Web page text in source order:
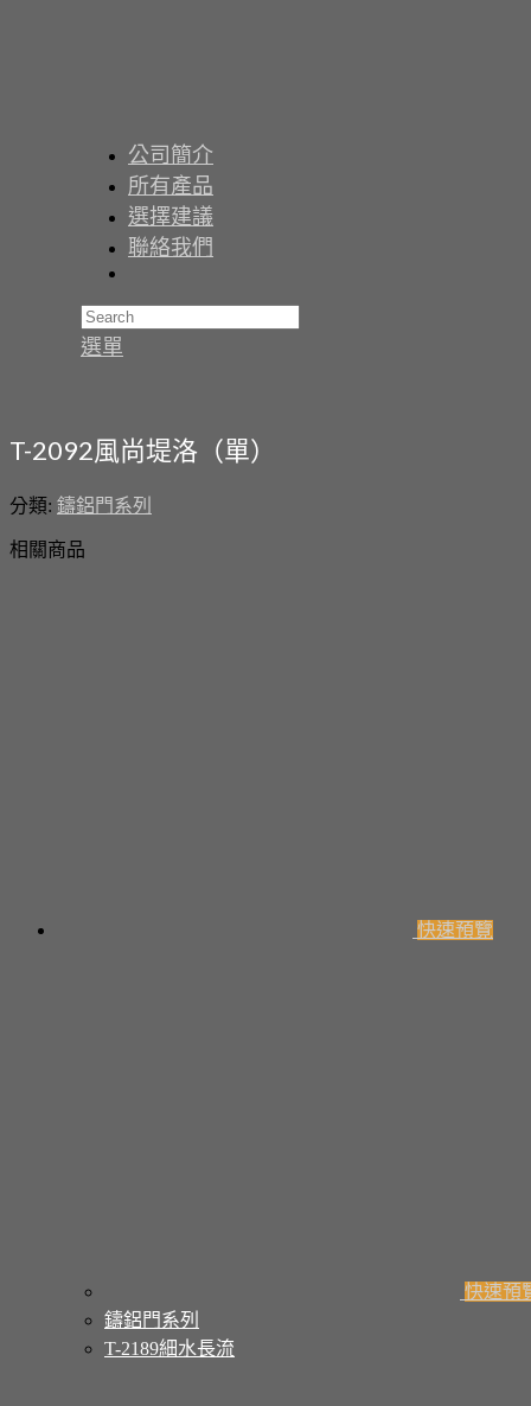
公司簡介
所有產品
選擇建議
聯絡我們
選單
T-2092風尚堤洛（單）
分類: 鑄鋁門系列
相關商品
快速預覽
快速預
鑄鋁門系列
T-2189細水長流